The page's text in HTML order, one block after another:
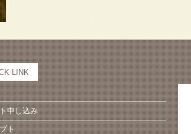
LINK
申し込み
ト